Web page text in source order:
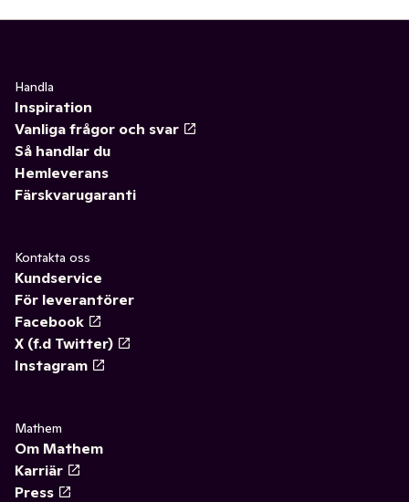
Handla
Inspiration
Vanliga frågor och svar
Så handlar du
Hemleverans
Färskvarugaranti
Kontakta oss
Kundservice
För leverantörer
Facebook
X (f.d Twitter)
Instagram
Mathem
Om Mathem
Karriär
Press